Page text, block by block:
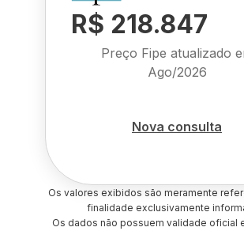
R$ 218.847
Preço Fipe atualizado
Ago/2026
Nova consulta
Os valores exibidos são meramente
finalidade exclusivamente
Os dados não possuem validade oficial